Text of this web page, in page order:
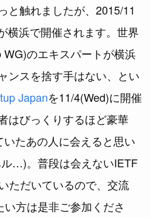
と触れましたが、2015/11
横浜で開催されます。世界
のエキスパートが横浜
ンスを捨す手はない、とい
Japanを11/4(Wed)に開催
はびっくりするほど豪華
たあの人に会えると思い
…)。普段は会えないIETF
ただいているので、交流
方は是非ご参加くださ